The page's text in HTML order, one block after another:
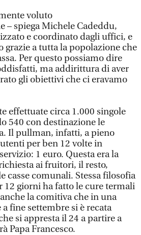
voluto
– spiega Michele Cadeddu,
e coordinato dagli uffici, e
grazie a tutta la popolazione che
Per questo possiamo dire
ma addirittura di aver
gli obiettivi che ci eravamo
effettuate circa 1.000 singole
540 con destinazione le
Il pullman, infatti, a pieno
per ben 12 volte in
1 euro. Questa era la
ai fruitori, il resto,
casse comunali. Stessa filosofia
12 giorni ha fatto le cure termali
la comitiva che in una
fine settembre si è recata
si appresta il 24 a partire a
Papa Francesco.